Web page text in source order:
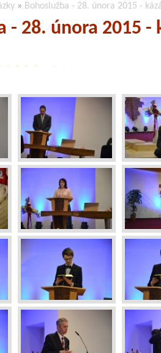
» Bohoslužba - 28. února 2015 -
- 28. února 2015